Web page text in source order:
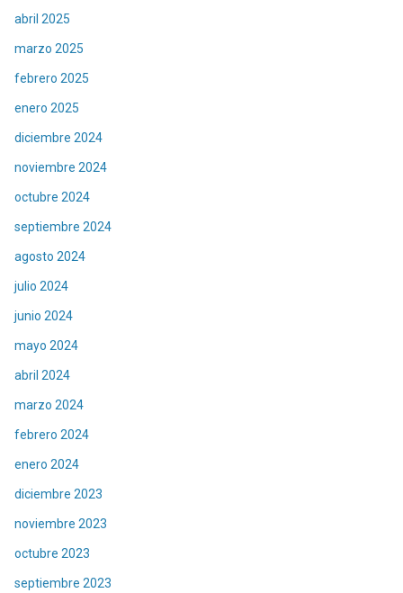
abril 2025
marzo 2025
febrero 2025
enero 2025
diciembre 2024
noviembre 2024
octubre 2024
septiembre 2024
agosto 2024
julio 2024
junio 2024
mayo 2024
abril 2024
marzo 2024
febrero 2024
enero 2024
diciembre 2023
noviembre 2023
octubre 2023
septiembre 2023